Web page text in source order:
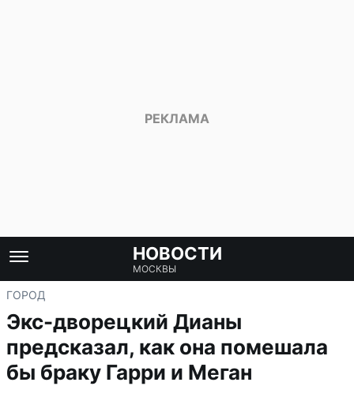
НОВОСТИ
МОСКВЫ
ГОРОД
Экс-дворецкий Дианы
предсказал, как она помешала
бы браку Гарри и Меган